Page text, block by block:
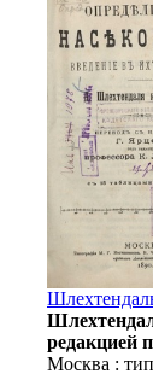
редакцией
Москва :